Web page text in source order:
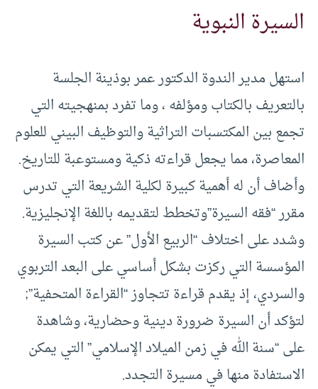
السيرة النبوية
استهل مدير الندوة الدكتور عمر بوذينة الجلسة
بالتعريف بالكتاب ومؤلفه ، وما تفرد بمنهجيته التي
تجمع بين المكتسبات التراثية والتوظيف البيني للعلوم
المعاصرة، مما يجعل قراءته ذكية ومستوعبة للتاريخ.
وأضاف أن له أهمية كبيرة لكلية الشريعة التي تدرس
مقرر “فقه السيرة”وتخطط لتقديمه باللغة الإنجليزية.
وشدد على اختلاف “الربيع الأول” عن كتب السيرة
المؤسسة التي ركزت بشكل أساسي على البعد التربوي
والسردي، إذ يقدم قراءة تتجاوز “القراءة المتحفية”;
لتؤكد أن السيرة ضرورة دينية وحضارية، وشاهدة
على “سنة الله في زمن الميلاد الإسلامي” التي يمكن
الاستفادة منها في مسيرة التجدد.